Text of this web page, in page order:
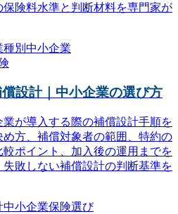
険料水準と判断材料を専門家が
種別 中小企業
設計｜中小企業の選び方
が導入する際の補償設計手順を
方、補償対象者の範囲、特約の
ポイント、加入後の運用までを
敗しない補償設計の判断基準を
中小企業保険選び